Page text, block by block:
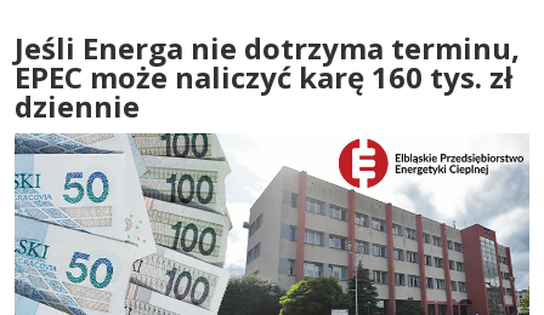
Jeśli Energa nie dotrzyma terminu,
EPEC może naliczyć karę 160 tys. zł
dziennie